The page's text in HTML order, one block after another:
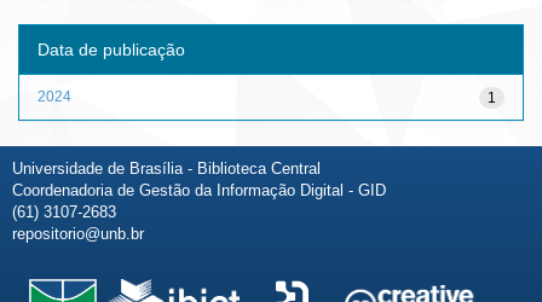
Data de publicação
1
2024
Universidade de Brasília - Biblioteca Central
Coordenadoria de Gestão da Informação Digital - GID
(61) 3107-2683
repositorio@unb.br